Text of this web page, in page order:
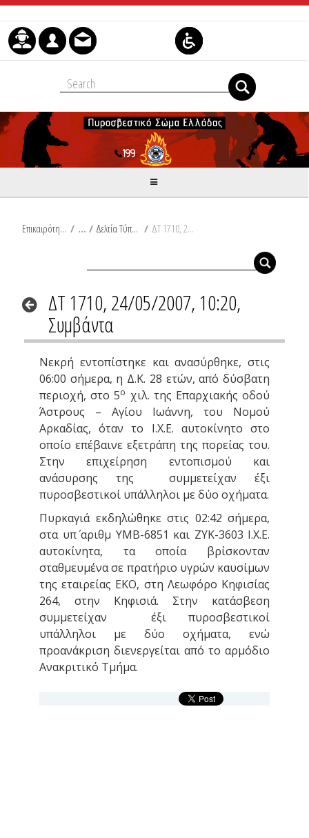
Skip to Content
Επικαιρότητα / Δελτία Τύπου / ΔΤ 1710, 24/05/2007, 10:20, Συμβάντα
ΔΤ 1710, 24/05/2007, 10:20,
Συμβάντα
Νεκρή εντοπίστηκε και ανασύρθηκε, στις
06:00 σήμερα, η Δ.Κ. 28 ετών, από δύσβατη
περιοχή, στο 5ο χιλ. της Επαρχιακής οδού
Άστρους – Αγίου Ιωάννη, του Νομού
Αρκαδίας, όταν το Ι.Χ.Ε. αυτοκίνητο στο
οποίο επέβαινε εξετράπη της πορείας του.
Στην επιχείρηση εντοπισμού και
ανάσυρσης της συμμετείχαν έξι
πυροσβεστικοί υπάλληλοι με δύο οχήματα.
Πυρκαγιά εκδηλώθηκε στις 02:42 σήμερα,
στα υπ΄ αριθμ ΥΜΒ-6851 και ΖΥΚ-3603 Ι.Χ.Ε.
αυτοκίνητα, τα οποία βρίσκονταν
σταθμευμένα σε πρατήριο υγρών καυσίμων
της εταιρείας ΕΚΟ, στη Λεωφόρο Κηφισίας
264, στην Κηφισιά. Στην κατάσβεση
συμμετείχαν έξι πυροσβεστικοί
υπάλληλοι με δύο οχήματα, ενώ
προανάκριση διενεργείται από το αρμόδιο
Ανακριτικό Τμήμα.